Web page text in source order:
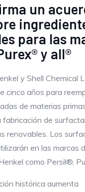
un
para las
y all®
y Shell Chemical
cinco años para
de materias
fabricación de
renovables. Los
en las marcas
como Persil®,
histórica aumenta